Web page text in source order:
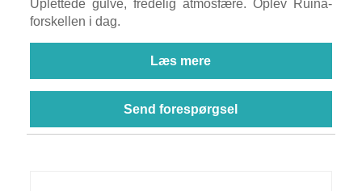
Uplettede gulve, fredelig atmosfære. Oplev Ruina-
forskellen i dag.
Læs mere
Send forespørgsel